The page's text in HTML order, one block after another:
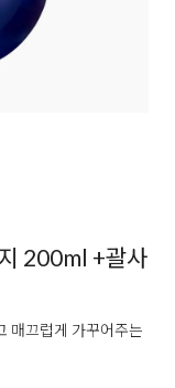
200ml +괄사
매끄럽게 가꾸어주는